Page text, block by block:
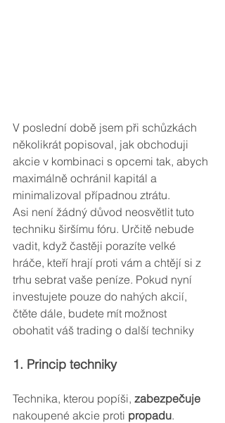
V poslední době jsem při schůzkách
několikrát popisoval, jak obchoduji
akcie v kombinaci s opcemi tak, abych
maximálně ochránil kapitál a
minimalizoval případnou ztrátu.
Asi není žádný důvod neosvětlit tuto
techniku širšímu fóru. Určitě nebude
vadit, když častěji porazíte velké
hráče, kteří hrají proti vám a chtějí si z
trhu sebrat vaše peníze. Pokud nyní
investujete pouze do nahých akcií,
čtěte dále, budete mít možnost
obohatit váš trading o další techniky
1. Princip techniky
Technika, kterou popíši, zabezpečuje
nakoupené akcie proti propadu.